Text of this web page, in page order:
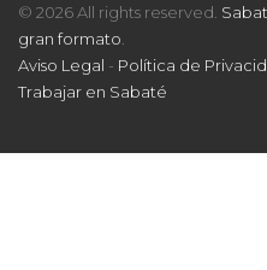
© 2026 All rights reserved.
gran formato
Aviso Legal - Política de
Trabajar en Sabaté